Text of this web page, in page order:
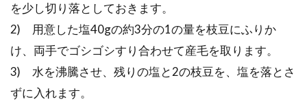
を少し切り落としておきます。
2) 用意した塩40gの約3分の1の量を枝豆にふりか
け、両手でゴシゴシすり合わせて産毛を取ります。
3) 水を沸騰させ、残りの塩と2の枝豆を、塩を落とさ
ずに入れます。